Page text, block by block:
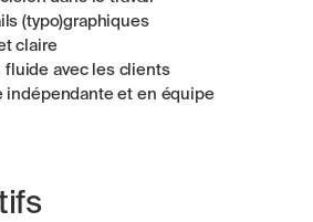
(typo)graphiques
claire
avec les clients
indépendante et en équipe